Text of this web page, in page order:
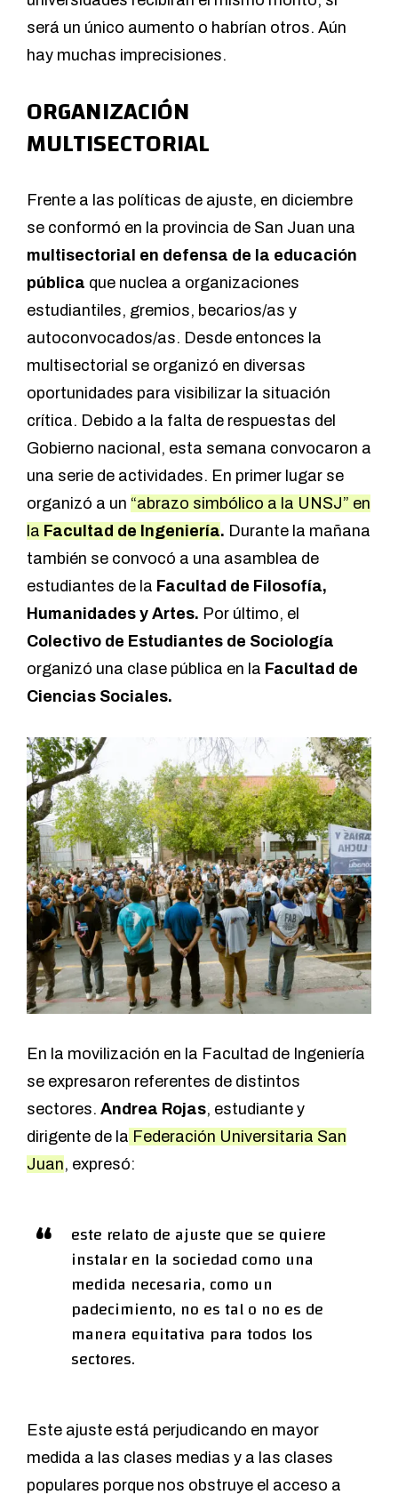
será un único aumento o habrían otros. Aún
hay muchas imprecisiones.
ORGANIZACIÓN
MULTISECTORIAL
Frente a las políticas de ajuste, en diciembre
se conformó en la provincia de San Juan una
multisectorial en defensa de la educación
pública que nuclea a organizaciones
estudiantiles, gremios, becarios/as y
autoconvocados/as. Desde entonces la
multisectorial se organizó en diversas
oportunidades para visibilizar la situación
crítica. Debido a la falta de respuestas del
Gobierno nacional, esta semana convocaron a
una serie de actividades. En primer lugar se
organizó a un “abrazo simbólico a la UNSJ” en
la Facultad de Ingeniería. Durante la mañana
también se convocó a una asamblea de
estudiantes de la Facultad de Filosofía,
Humanidades y Artes. Por último, el
Colectivo de Estudiantes de Sociología
organizó una clase pública en la Facultad de
Ciencias Sociales.
En la movilización en la Facultad de Ingeniería
se expresaron referentes de distintos
sectores. Andrea Rojas, estudiante y
dirigente de la Federación Universitaria San
Juan, expresó:
este relato de ajuste que se quiere
instalar en la sociedad como una
medida necesaria, como un
padecimiento, no es tal o no es de
manera equitativa para todos los
sectores.
Este ajuste está perjudicando en mayor
medida a las clases medias y a las clases
populares porque nos obstruye el acceso a